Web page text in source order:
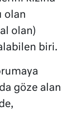
olan
olan)
biri.
göze alan